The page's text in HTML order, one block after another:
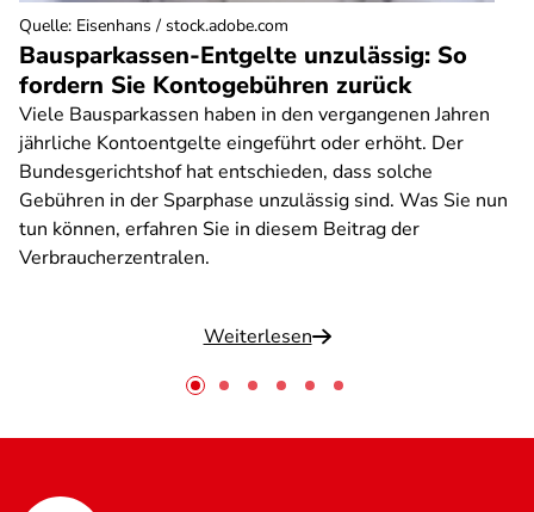
Bausparkassen-Entgelte unzulässig: So
fordern Sie Kontogebühren zurück
Viele Bausparkassen haben in den vergangenen Jahren
jährliche Kontoentgelte eingeführt oder erhöht. Der
Bundesgerichtshof hat entschieden, dass solche
Gebühren in der Sparphase unzulässig sind. Was Sie nun
tun können, erfahren Sie in diesem Beitrag der
Verbraucherzentralen.
Weiterlesen
Quelle: Eisenhans / stock.adobe.com